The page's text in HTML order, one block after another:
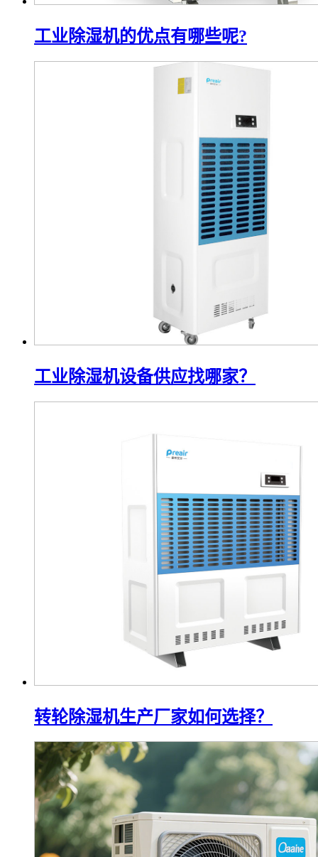
工业除湿机的优点有哪些呢?
工业除湿机设备供应找哪家？
转轮除湿机生产厂家如何选择？